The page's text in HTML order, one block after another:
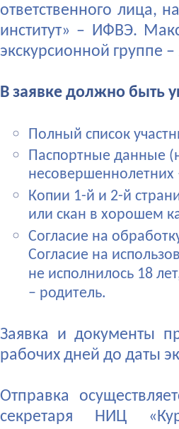
ответственного лица,
институт» – ИФВЭ.
экскурсионной группе
В заявке должно быть
Полный список
Паспортные данные
несовершеннолетних
Копии 1-й и 2-й
или скан в хорошем
Согласие на
Согласие на
не исполнилось 18
– родитель.
Заявка и документы
рабочих дней до даты
Отправка
секретаря НИЦ